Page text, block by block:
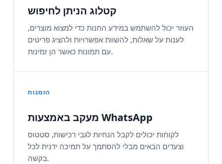
קטלוג הניתן לחיפוש
העוזר יכול להשתמש במידע החנות כדי למצוא מוצרים,
לענות על שאלות, להשוות אפשרויות ולהציג פריטים
עם תמונות כאשר הן זמינות.
הזמנות
מעקב באמצעות WhatsApp
לקוחות יכולים לקבל הנחיות לגבי רכישות, סטטוס
וצעדים הבאים מבלי להסתמך על תמיכה ידנית לכל
בקשה.